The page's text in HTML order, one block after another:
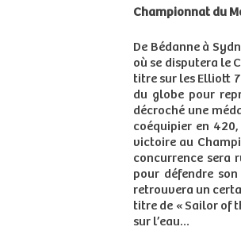
Championnat du
De Bédanne à
où se disputera le
titre sur les Elliott
du globe pour
décroché une
coéquipier en
victoire au
concurrence sera
pour défendre
retrouvera un
titre de « Sailor of
sur l’eau…